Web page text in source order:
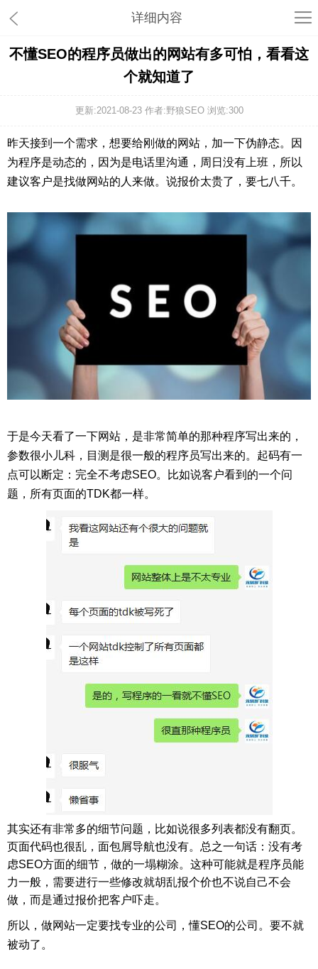
详细内容
不懂SEO的程序员做出的网站有多可怕，看看这
个就知道了
更新:2021-08-23 作者:野狼SEO 浏览:300
昨天接到一个需求，想要给刚做的网站，加一下伪静态。因
为程序是动态的，因为是电话里沟通，周日没有上班，所以
建议客户是找做网站的人来做。说报价太贵了，要七八千。
于是今天看了一下网站，是非常简单的那种程序写出来的，
参数很小儿科，目测是很一般的程序员写出来的。起码有一
点可以断定：完全不考虑SEO。比如说客户看到的一个问
题，所有页面的TDK都一样。
其实还有非常多的细节问题，比如说很多列表都没有翻页。
页面代码也很乱，面包屑导航也没有。总之一句话：没有考
虑SEO方面的细节，做的一塌糊涂。这种可能就是程序员能
力一般，需要进行一些修改就胡乱报个价也不说自己不会
做，而是通过报价把客户吓走。
所以，做网站一定要找专业的公司，懂SEO的公司。要不就
被动了。